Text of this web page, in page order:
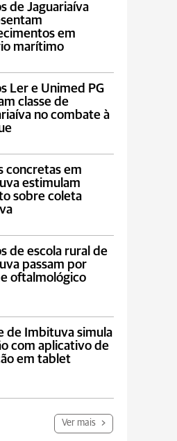
de Jaguariaíva
em
marítimo
Ler e Unimed PG
classe de
no combate à
concretas em
estimulam
sobre coleta
de escola rural de
passam por
oftalmológico
de Imbituva simula
com aplicativo de
em tablet
Ver mais